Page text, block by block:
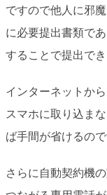
ですので他人に邪
に必要提出書類で
することで提出でき
インターネットか
スマホに取り込ま
ば手間が省けるので
さらに自動契約機